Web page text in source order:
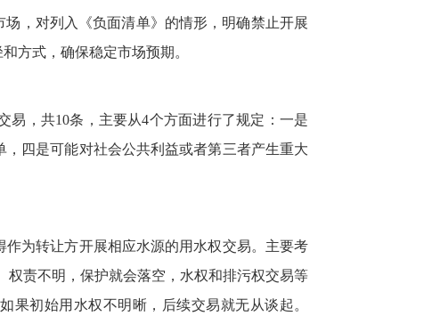
，对列入《负面清单》的情形，明确禁止开展
方式，确保稳定市场预期。
易，共10条，主要从4个方面进行了规定：一是
四是可能对社会公共利益或者第三者产生重大
为转让方开展相应水源的用水权交易。主要考
权责不明，保护就会落空，水权和排污权交易等
果初始用水权不明晰，后续交易就无从谈起。